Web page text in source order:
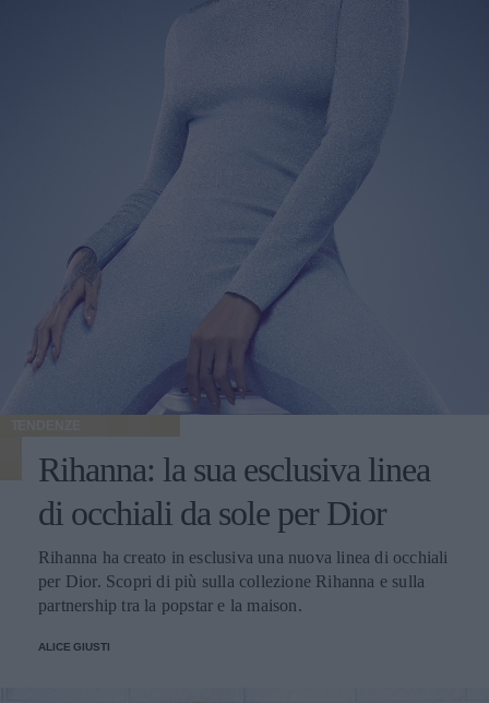
TENDENZE
Rihanna: la sua esclusiva linea
di occhiali da sole per Dior
Rihanna ha creato in esclusiva una nuova linea di occhiali
per Dior. Scopri di più sulla collezione Rihanna e sulla
partnership tra la popstar e la maison.
ALICE GIUSTI